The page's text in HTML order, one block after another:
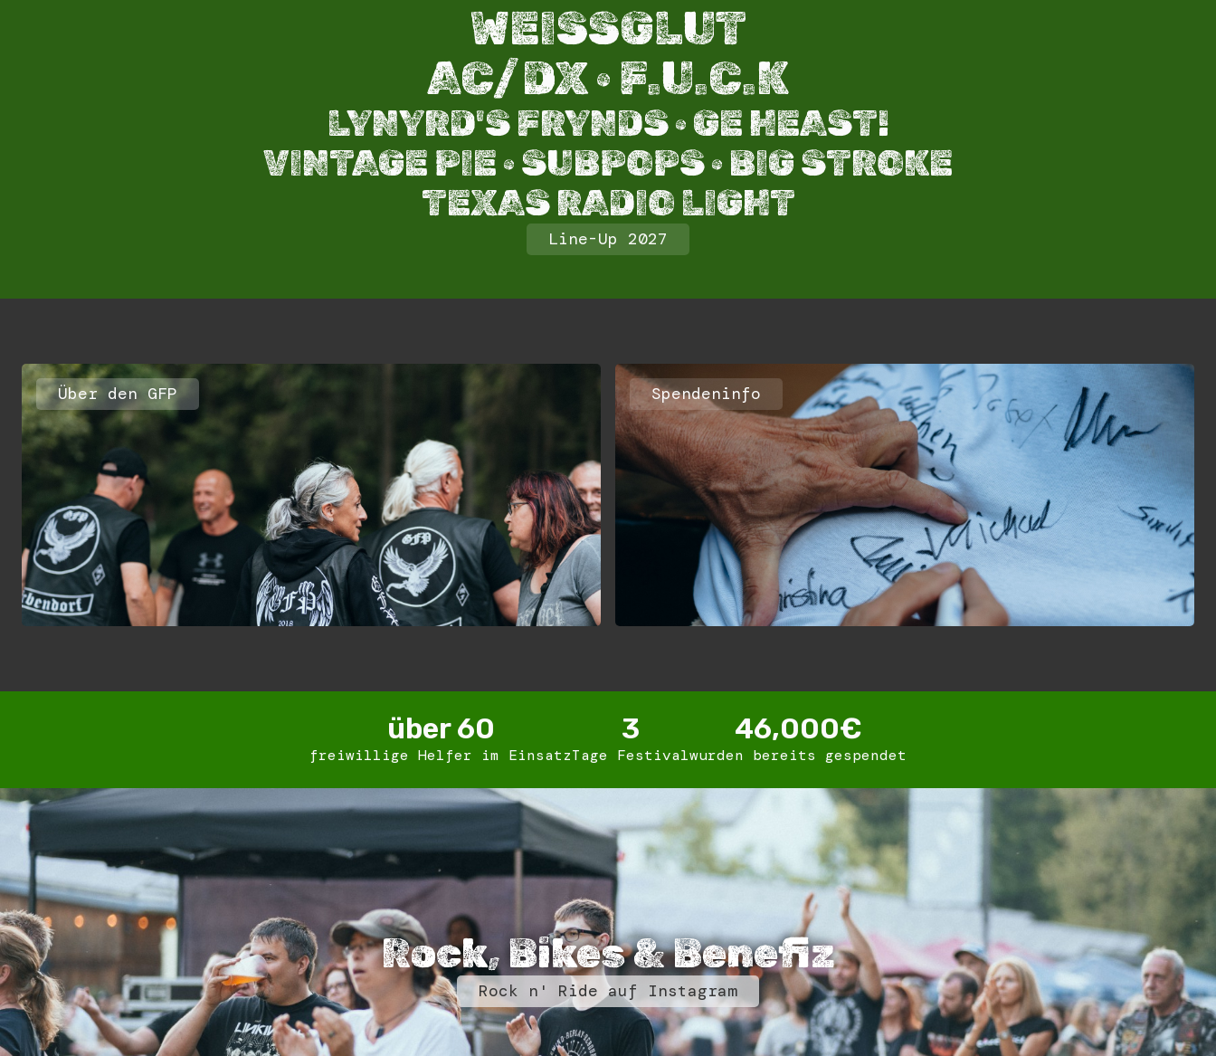
WEISSGLUT
AC/DX · F.U.C.K
LYNYRD'S FRYNDS · GE HEAST!
VINTAGE PIE · SUBPOPS · BIG STROKE​
TEXAS RADIO LIGHT​
Line-Up 2027
Über den GFP Spendeninfo
freiwillige Helfer im Einsatz
über 60
Tage Festival
3
wurden bereits gespendet
46,000€
Rock, Bikes & Benefiz
Rock n' Ride auf Instagram